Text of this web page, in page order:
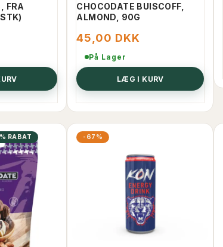
FRA
CHOCODATE BUISCOFF,
ALMOND, 90G
45,00 DKK
På Lager
LÆG I KURV
RABAT -67%